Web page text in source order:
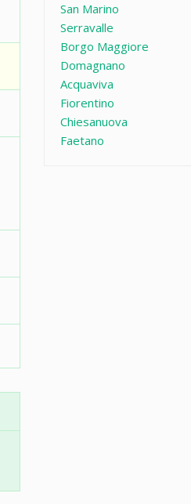
San Marino
Serravalle
Borgo Maggiore
Domagnano
Acquaviva
Fiorentino
Chiesanuova
Faetano